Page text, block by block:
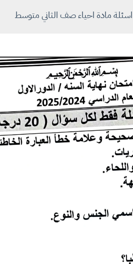
اسئلة مادة احياء صف الثاني متوسط